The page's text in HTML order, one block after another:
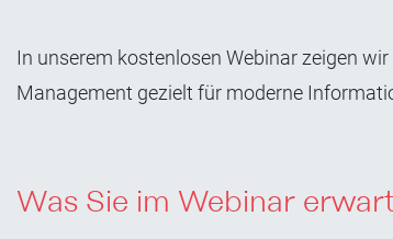
In unserem kostenlosen Webinar zeigen
Management gezielt für moderne
Was Sie im Webinar